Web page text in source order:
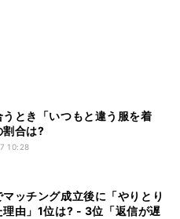
うとき「いつもと違う服を着
割合は?
10:28
マッチング成立後に「やりとり
理由」1位は? - 3位「返信が遅